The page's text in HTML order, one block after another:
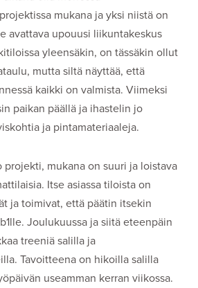
mukana ja yksi niistä on
avattava upouusi liikuntakeskus
yleensäkin, on tässäkin ollut
mutta siltä näyttää, että
kaikki on valmista. Viimeksi
paikan päällä ja ihastelin jo
ja pintamateriaaleja.
projekti, mukana on suuri ja loistava
Itse asiassa tiloista on
ja toimivat, että päätin itsekin
Joulukuussa ja siitä eteenpäin
treeniä salilla ja
Tavoitteena on hikoilla salilla
useamman kerran viikossa.